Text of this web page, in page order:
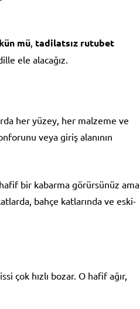
mü, tadilatsız rutubet
ele alacağız.
her yüzey, her malzeme ve
veya giriş alanının
bir kabarma görürsünüz ama
bahçe katlarında ve eski-
çok hızlı bozar. O hafif ağır,